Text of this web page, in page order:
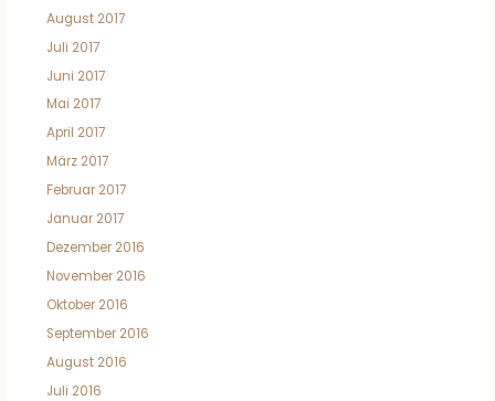
August 2017
Juli 2017
Juni 2017
Mai 2017
April 2017
März 2017
Februar 2017
Januar 2017
Dezember 2016
November 2016
Oktober 2016
September 2016
August 2016
Juli 2016